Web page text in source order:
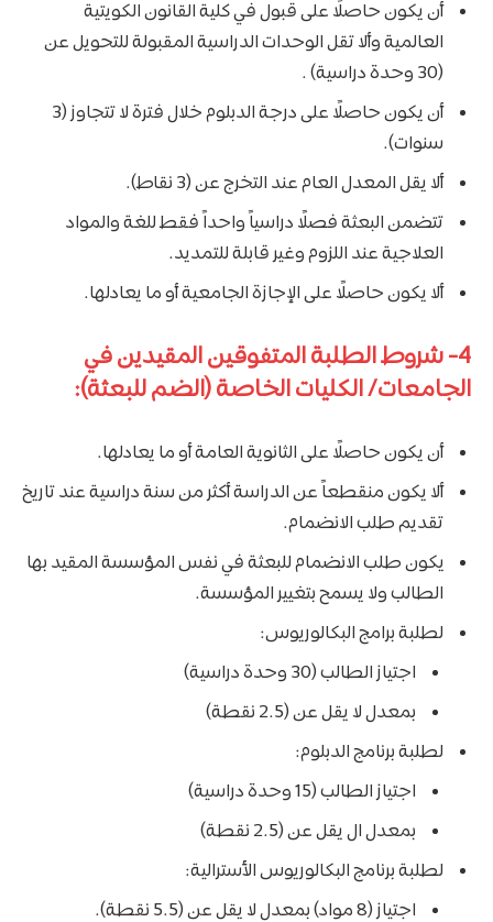
أن يكون حاصلًا على قبول في كلية القانون الكويتية
العالمية وألا تقل الوحدات الدراسية المقبولة للتحويل عن
(30 وحدة دراسية) .
أن يكون حاصلًا على درجة الدبلوم خلال فترة لا تتجاوز (3
سنوات).
ألا يقل المعدل العام عند التخرج عن (3 نقاط).
تتضمن البعثة فصلًا دراسياً واحداً فقط للغة والمواد
العلاجية عند اللزوم وغير قابلة للتمديد.
ألا يكون حاصلًا على الإجازة الجامعية أو ما يعادلها.
4- شروط الطلبة المتفوقين المقيدين في
الجامعات/ الكليات الخاصة (الضم للبعثة):
أن يكون حاصلًا على الثانوية العامة أو ما يعادلها.
ألا يكون منقطعاً عن الدراسة أكثر من سنة دراسية عند تاريخ
تقديم طلب الانضمام.
يكون طلب الانضمام للبعثة في نفس المؤسسة المقيد بها
الطالب ولا يسمح بتغيير المؤسسة.
لطلبة برامج البكالوريوس:
اجتياز الطالب (30 وحدة دراسية)
بمعدل لا يقل عن (2.5 نقطة)
لطلبة برنامج الدبلوم:
اجتياز الطالب (15 وحدة دراسية)
بمعدل ال يقل عن (2.5 نقطة)
لطلبة برنامج البكالوريوس الأسترالية:
اجتياز (8 مواد) بمعدل لا يقل عن (5.5 نقطة).